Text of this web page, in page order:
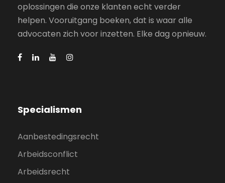
oplossingen die onze klanten echt verder
helpen. Vooruitgang boeken, dat is waar alle
advocaten zich voor inzetten. Elke dag opnieuw.
Specialismen
Aanbestedingsrecht
Arbeidsconflict
Arbeidsrecht